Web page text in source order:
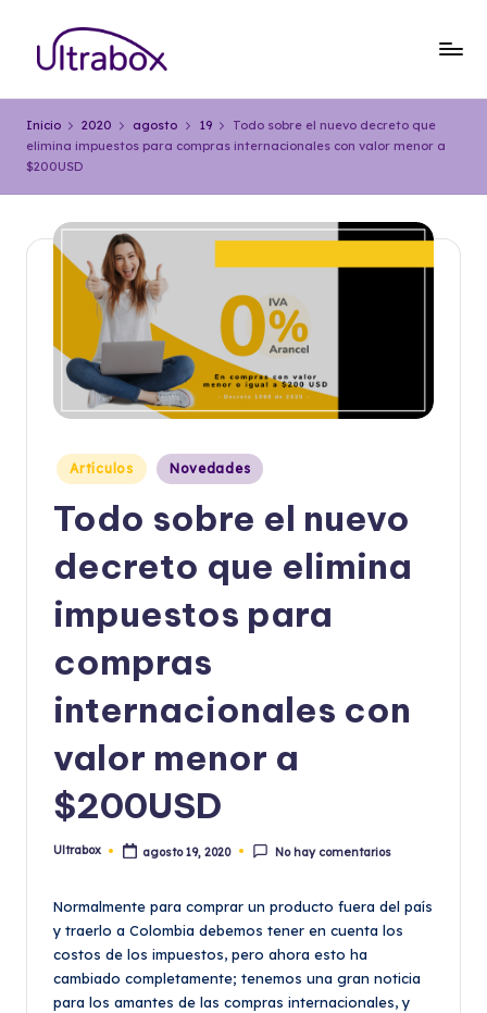
Saltar
contenido
l
o
g
U
o
que
Inicio 2020 agosto 19
Todo sobre el nuevo decreto que
elimina impuestos para compras internacionales con valor menor a
$200USD
Publicado
en
Artículos Novedades
Todo sobre el nuevo
decreto que elimina
impuestos para
compras
internacionales con
valor menor a
$200USD
Publicado
Ultrabox agosto 19, 2020 No hay comentarios
Normalmente para comprar un producto fuera del país
y traerlo a Colombia debemos tener en cuenta los
costos de los impuestos, pero ahora esto ha
cambiado completamente; tenemos una gran noticia
para los amantes de las compras internacionales, y